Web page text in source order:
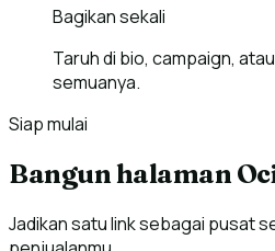
Bagikan sekali
Taruh di bio, campaign,
semuanya.
Siap mulai
Bangun halaman
Jadikan satu link sebagai pusat